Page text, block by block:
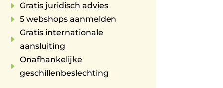
E Gratis juridisch advies
E 5 webshops aanmelden
E
Gratis internationale
aansluiting
E
Onafhankelijke
geschillenbeslechting